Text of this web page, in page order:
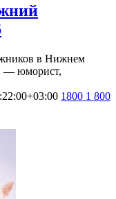
в Нижнем
— юморист,
1800 1 800